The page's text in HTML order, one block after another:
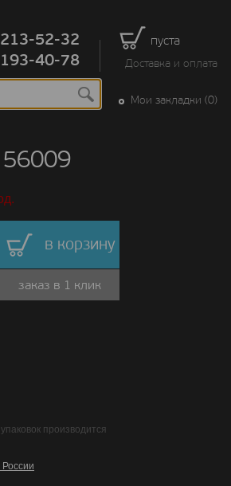
пуста
Доставка и оплата
52-32
40-78
Мои закладки (0)
в корзину
заказ в 1 клик
производится